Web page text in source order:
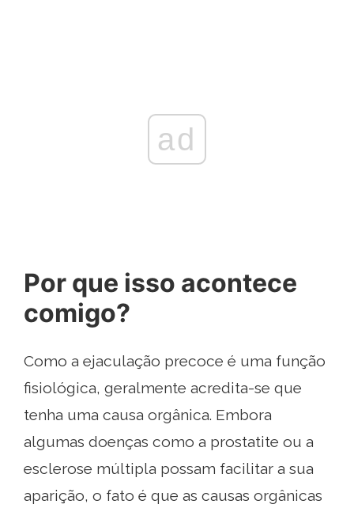
ad
Por que isso acontece
comigo?
Como a ejaculação precoce é uma função
fisiológica, geralmente acredita-se que
tenha uma causa orgânica. Embora
algumas doenças como a prostatite ou a
esclerose múltipla possam facilitar a sua
aparição, o fato é que as causas orgânicas